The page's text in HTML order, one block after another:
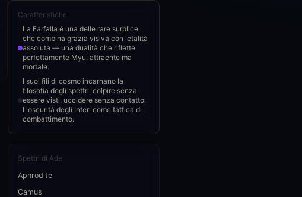
Caratteristiche
La Farfalla è una delle rare surplice
che combina grazia visiva con letalità
assoluta — una dualità che riflette
perfettamente Myu, attraente ma
mortale.
I suoi fili di cosmo incarnano la
filosofia degli spettri: colpire senza
essere visti, uccidere senza contatto.
L'oscurità degli Inferi come tattica di
combattimento.
Spettri di Ade
Aphrodite
Camus